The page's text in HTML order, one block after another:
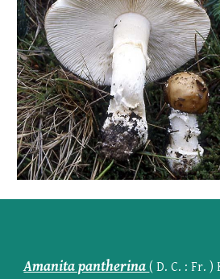
Amanita pantherina ( D. C. : Fr. )